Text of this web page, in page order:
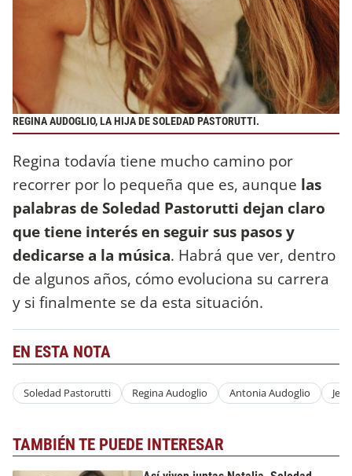
REGINA AUDOGLIO, LA HIJA DE SOLEDAD PASTORUTTI.
Regina todavía tiene mucho camino por
recorrer por lo pequeña que es, aunque las
palabras de Soledad Pastorutti dejan claro
que tiene interés en seguir sus pasos y
dedicarse a la música. Habrá que ver, dentro
de algunos años, cómo evoluciona su carrera
y si finalmente se da esta situación.
EN ESTA NOTA
Soledad Pastorutti Regina Audoglio Antonia Audoglio
TAMBIÉN TE PUEDE INTERESAR